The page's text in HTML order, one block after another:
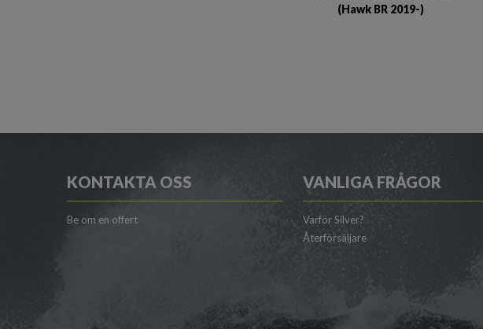
(Hawk BR 2019-)
KONTAKTA OSS
Be om en offert
VANLIGA FRÅGOR
Varför Silver?
Återförsäljare